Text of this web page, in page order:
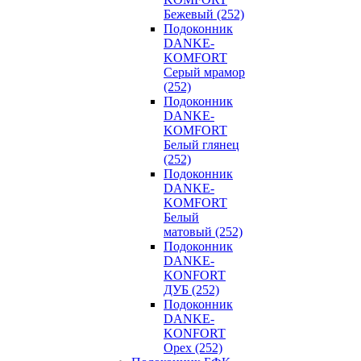
Бежевый (252)
Подоконник
DANKE-
KOMFORT
Серый мрамор
(252)
Подоконник
DANKE-
KOMFORT
Белый глянец
(252)
Подоконник
DANKE-
KOMFORT
Белый
матовый (252)
Подоконник
DANKE-
KONFORT
ДУБ (252)
Подоконник
DANKE-
KONFORT
Орех (252)